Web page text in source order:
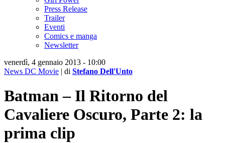
Press Release
Trailer
Eventi
Comics e manga
Newsletter
venerdì, 4 gennaio 2013 - 10:00
News DC Movie | di Stefano Dell'Unto
Batman – Il Ritorno del
Cavaliere Oscuro, Parte 2: la
prima clip